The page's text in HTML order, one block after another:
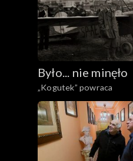
Było... nie minęło
„Kogutek” powraca